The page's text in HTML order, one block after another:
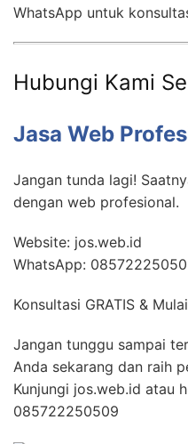
WhatsApp untuk
Hubungi Kami
Jasa Web
Jangan tunda lagi!
dengan web profesional.
Website: jos.web.id
WhatsApp:
Konsultasi GRATIS &
Jangan tunggu sampai
Anda sekarang dan raih
Kunjungi jos.web.id atau
085722250509